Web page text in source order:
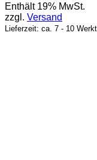
Enthält 19% MwSt.
zzgl. Versand
Lieferzeit: ca. 7 - 10